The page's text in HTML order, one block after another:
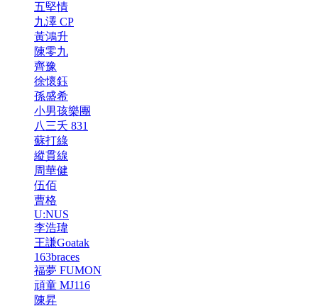
五堅情
九澤 CP
黃鴻升
陳零九
齊豫
徐懷鈺
孫盛希
小男孩樂團
八三夭 831
蘇打綠
縱貫線
周華健
伍佰
曹格
U:NUS
李浩瑋
王謙Goatak
163braces
福夢 FUMON
頑童 MJ116
陳昇